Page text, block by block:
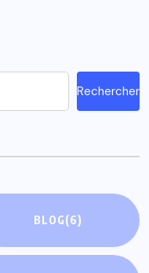
Rechercher
BLOG(6)